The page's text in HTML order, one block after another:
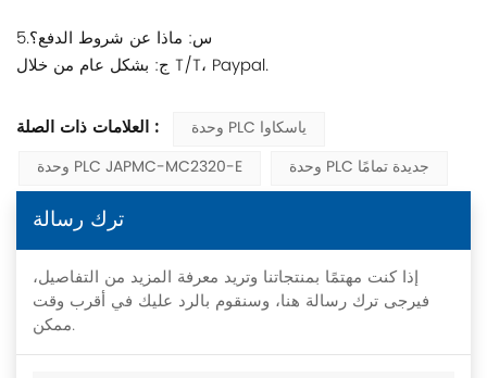
5.س: ماذا عن شروط الدفع؟
ج: بشكل عام من خلال T/T، Paypal.
العلامات ذات الصلة :
وحدة PLC ياسكاوا
وحدة PLC JAPMC-MC2320-E
وحدة PLC جديدة تمامًا
ترك رسالة
إذا كنت مهتمًا بمنتجاتنا وتريد معرفة المزيد من التفاصيل،
فيرجى ترك رسالة هنا، وسنقوم بالرد عليك في أقرب وقت
ممكن.